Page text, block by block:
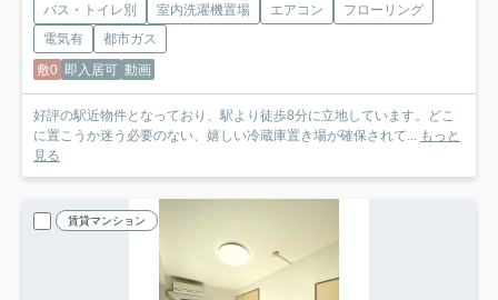
バス・トイレ別 室内洗濯機置場 エアコン
フローリング
電気有
都市ガス
敷0 即入居可 動画
好評の駅近物件となっており、駅より徒歩8分に立地しています。どこ
に置こうか迷う必要のない、嬉しい冷蔵庫置き場が確保されて...
もっと
見る
賃貸マンション